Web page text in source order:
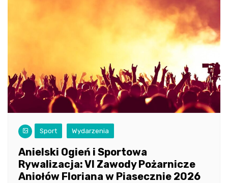
Sport Wydarzenia
Anielski Ogień i Sportowa
Rywalizacja: VI Zawody Pożarnicze
Aniołów Floriana w Piasecznie 2026